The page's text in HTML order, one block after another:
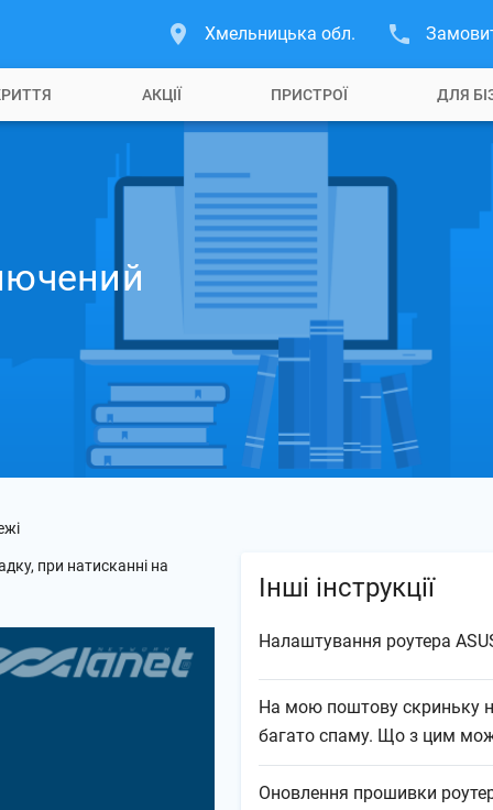
Хмельницька обл.
АКЦІЇ ПРИСТРОЇ ДЛЯ
при натисканні на
Інші інструкції
Налаштування роутера
На мою поштову скриньку
багато спаму. Що з цим
Оновлення прошивки